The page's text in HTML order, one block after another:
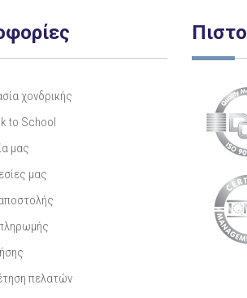
χονδρικής
to School
μας
μας
πελατών